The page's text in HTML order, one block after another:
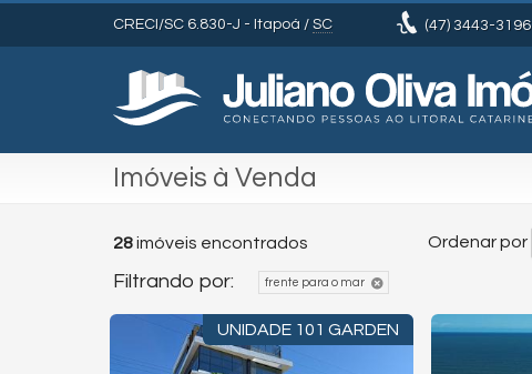
CRECI/SC 6.830-J - Itapoá / SC (47)3443-3196
Imóveis à Venda
28imóveis encontrados Ordenar por
Filtrando por: frente para o mar
UNIDADE 101 GARDEN